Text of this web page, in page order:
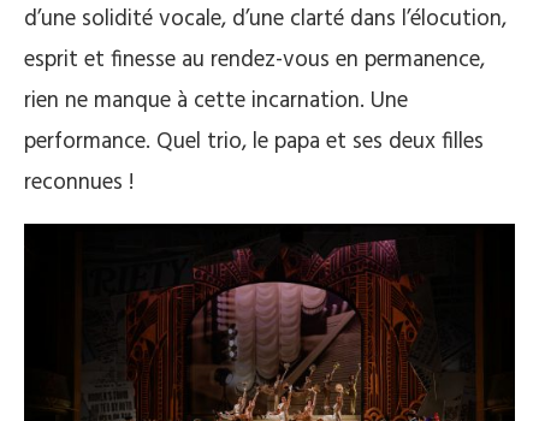
d’une solidité vocale, d’une clarté dans l’élocution,
esprit et finesse au rendez-vous en permanence,
rien ne manque à cette incarnation. Une
performance. Quel trio, le papa et ses deux filles
reconnues !